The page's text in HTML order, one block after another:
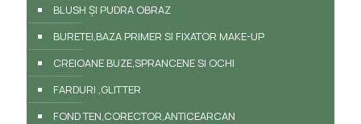
BLUSH ȘI PUDRA OBRAZ
BURETEI,BAZA PRIMER SI FIXATOR MAKE-UP
CREIOANE BUZE,SPRANCENE SI OCHI
FARDURI ,GLITTER
FOND TEN,CORECTOR,ANTICEARCAN